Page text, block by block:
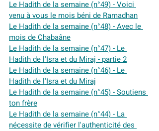
Le Hadith de la semaine (n°49) - Voici
venu à vous le mois béni de Ramadhan
Le Hadith de la semaine (n°48) - Avec le
mois de Chabaâne
Le Hadith de la semaine (n°47) - Le
Hadith de l'Isra et du Miraj - partie 2
Le Hadith de la semaine (n°46) - Le
Hadith de l'Isra et du Miraj
Le Hadith de la semaine (n°45) - Soutiens
ton frère
Le Hadith de la semaine (n°44) - La
nécessite de vérifier l'authenticité des